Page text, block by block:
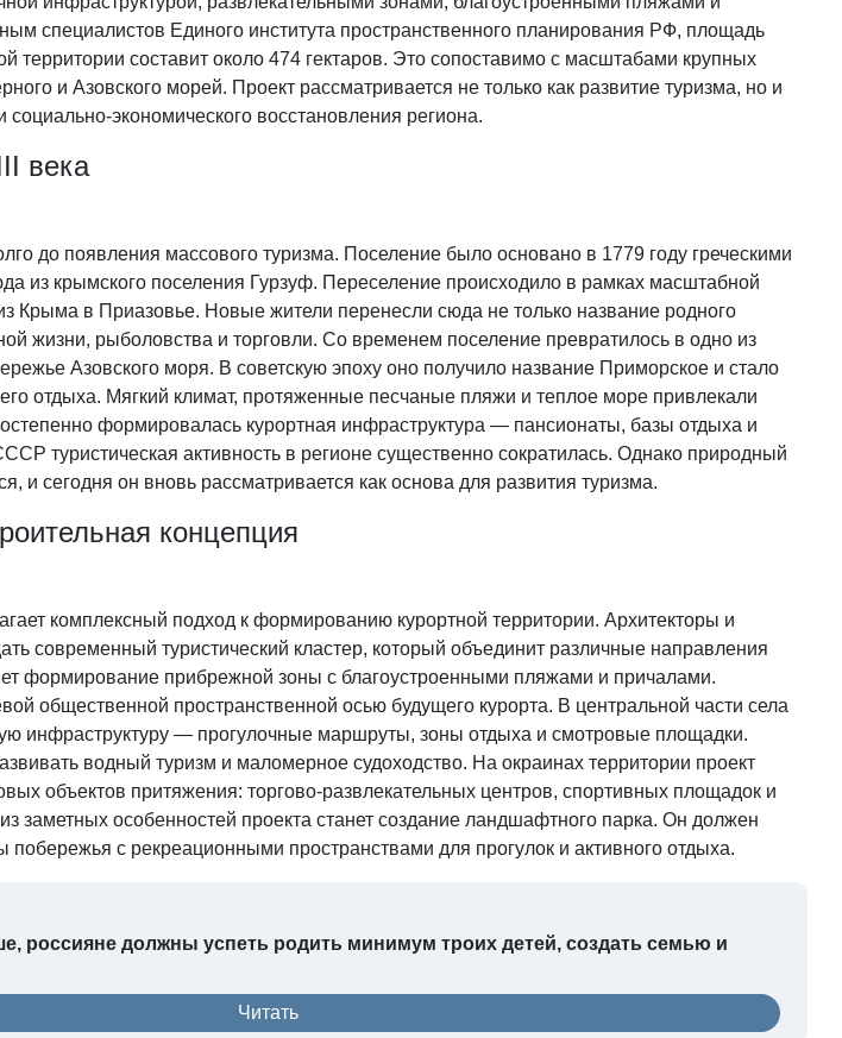
специалистов Единого института пространственного планирования РФ, площадь
территории составит около 474 гектаров. Это сопоставимо с масштабами крупных
и Азовского морей. Проект рассматривается не только как развитие туризма, но и
социально-экономического восстановления региона.
века
до появления массового туризма. Поселение было основано в 1779 году греческими
из крымского поселения Гурзуф. Переселение происходило в рамках масштабной
Крыма в Приазовье. Новые жители перенесли сюда не только название родного
жизни, рыболовства и торговли. Со временем поселение превратилось в одно из
Азовского моря. В советскую эпоху оно получило название Приморское и стало
отдыха. Мягкий климат, протяженные песчаные пляжи и теплое море привлекали
формировалась курортная инфраструктура — пансионаты, базы отдыха и
туристическая активность в регионе существенно сократилась. Однако природный
и сегодня он вновь рассматривается как основа для развития туризма.
концепция
комплексный подход к формированию курортной территории. Архитекторы и
современный туристический кластер, который объединит различные направления
формирование прибрежной зоны с благоустроенными пляжами и причалами.
общественной пространственной осью будущего курорта. В центральной части села
инфраструктуру — прогулочные маршруты, зоны отдыха и смотровые площадки.
водный туризм и маломерное судоходство. На окраинах территории проект
объектов притяжения: торгово-развлекательных центров, спортивных площадок и
заметных особенностей проекта станет создание ландшафтного парка. Он должен
с рекреационными пространствами для прогулок и активного отдыха.
россияне должны успеть родить минимум троих детей, создать семью и
Читать